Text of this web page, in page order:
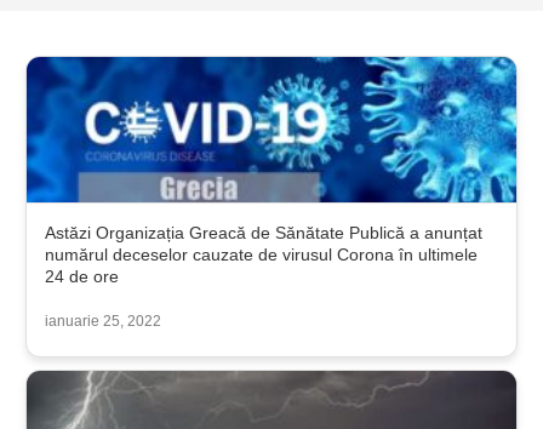
Astăzi Organizația Greacă de Sănătate Publică a anunțat
numărul deceselor cauzate de virusul Corona în ultimele
24 de ore
ianuarie 25, 2022